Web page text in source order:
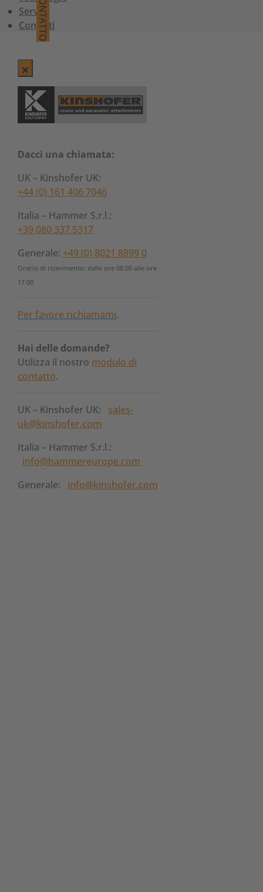
Servizi
Contatti
CONTATTO
Dacci una chiamata:
UK – Kinshofer UK:
+44 (0) 161 406 7046
Italia – Hammer S.r.l.:
+39 080 337 5317
Generale: +49 (0) 8021 8899 0
Orario di ricevimento: dalle ore 08.00 alle ore
17.00
Per favore richiamami.
Hai delle domande?
Utilizza il nostro modulo di
contatto.
UK – Kinshofer UK: sales-
uk@kinshofer.com
Italia – Hammer S.r.l.:
info@hammereurope.com
Generale: info@kinshofer.com